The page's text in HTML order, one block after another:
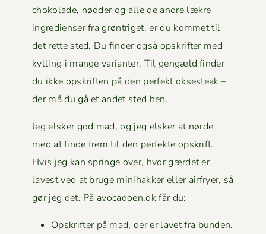
choko­lade, nød­der og alle de andre lækre
ingre­di­enser fra grøn­triget, er du kom­met til
det rette sted. Du find­er også opskrifter med
kylling i mange vari­anter. Til gengæld find­er
du ikke opskriften på den per­fekt okses­teak –
der må du gå et andet sted hen.
Jeg elsker god mad, og jeg elsker at nørde
med at finde frem til den per­fek­te opskrift.
Hvis jeg kan springe over, hvor gærdet er
lavest ved at bruge mini­hakker eller air­fry­er, så
gør jeg det. På avocadoen.dk får du:
Opskrifter på mad, der er lavet fra bunden.